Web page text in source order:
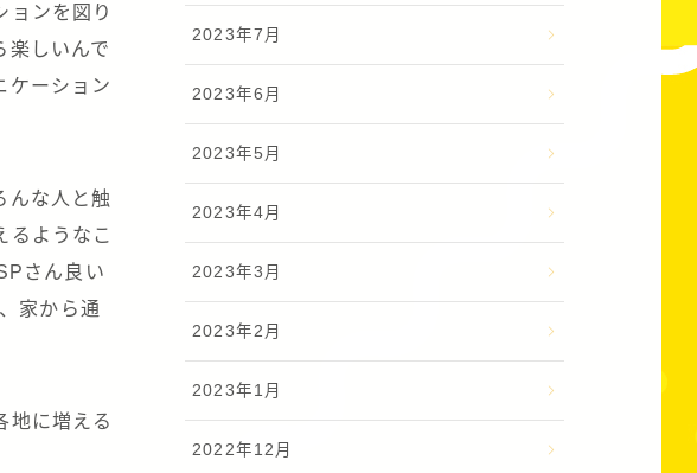
ョンを図り
楽しいんで
ケーション
んな人と触
るようなこ
さん良い
家から通
地に増える
2023年7月
2023年6月
2023年5月
2023年4月
2023年3月
2023年2月
2023年1月
2022年12月